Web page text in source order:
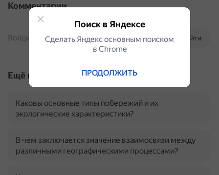
Комментарии
Войти
Войдите, чтобы комментировать
Ещё по теме
Каковы основные типы побережий и их
экологические характеристики?
В чем заключается значение взаимосвязи между
различными географическими процессами?
Поиск в Яндексе
Сделать Яндекс основным поиском
в Сhrome
ПРОДОЛЖИТЬ